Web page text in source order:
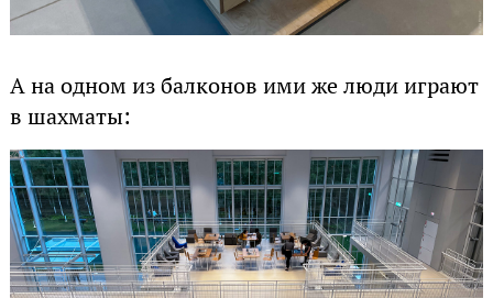
А на одном из балконов ими же люди играют
в шахматы: